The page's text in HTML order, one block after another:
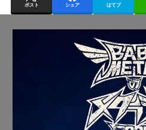
ポスト シェア はてブ